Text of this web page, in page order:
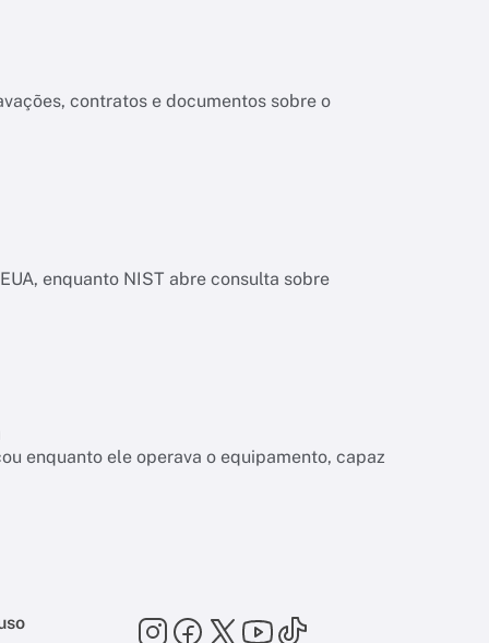
contratos e documentos sobre o
enquanto NIST abre consulta sobre
enquanto ele operava o equipamento, capaz